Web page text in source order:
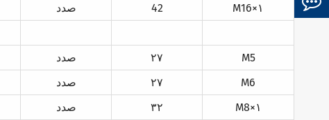
صدد 42 M16×۱
صدد ۲۷
M5
صدد ۲۷
M6
صدد ۳۲
M8×۱